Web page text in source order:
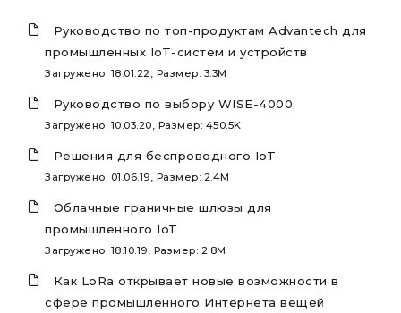
Руководство по топ-продуктам Advantech для
промышленных IoT-систем и устройств
Загружено: 18.01.22, Размер: 3.3M
Руководство по выбору WISE-4000
Загружено: 10.03.20, Размер: 450.5K
Решения для беспроводного IoT
Загружено: 01.06.19, Размер: 2.4M
Облачные граничные шлюзы для
промышленного IoT
Загружено: 18.10.19, Размер: 2.8M
Как LoRa открывает новые возможности в
сфере промышленного Интернета вещей